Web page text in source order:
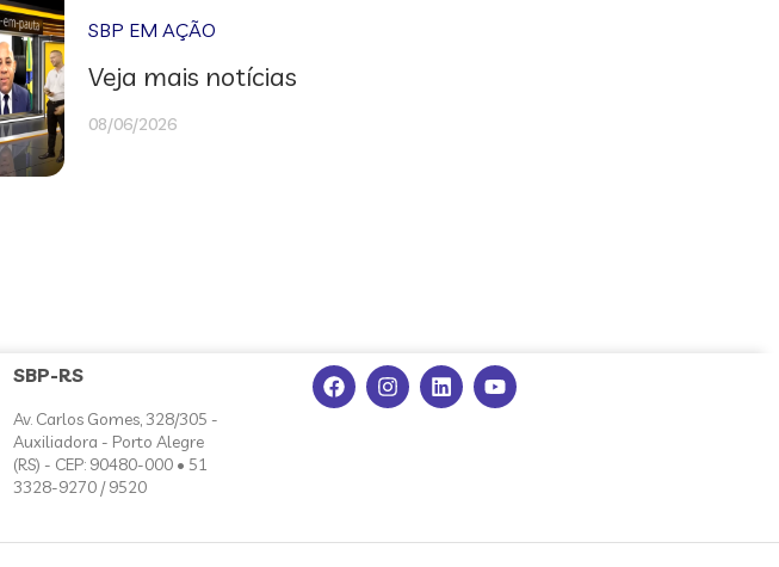
SBP EM AÇÃO
Veja mais notícias
08/06/2026
SBP-RS
Av. Carlos Gomes, 328/305 -
Auxiliadora - Porto Alegre
(RS) - CEP: 90480-000 • 51
3328-9270 / 9520